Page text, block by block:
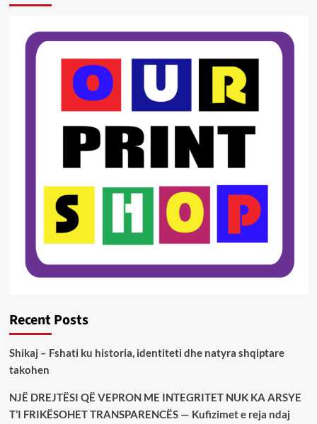
Recent Posts
Shikaj – Fshati ku historia, identiteti dhe natyra shqiptare
takohen
NJË DREJTËSI QË VEPRON ME INTEGRITET NUK KA ARSYE
T’I FRIKËSOHET TRANSPARENCËS — Kufizimet e reja ndaj